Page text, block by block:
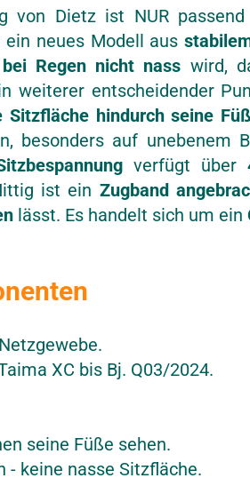
von Dietz ist NUR
ein neues Modell aus
Regen nicht nass wird,
weiterer entscheidender
Sitzfläche hindurch seine
besonders auf unebenem
verfügt über
ist ein Zugband
lässt. Es handelt sich um ein
XC bis Bj. Q03/2024.
seine Füße sehen.
- keine nasse Sitzfläche.